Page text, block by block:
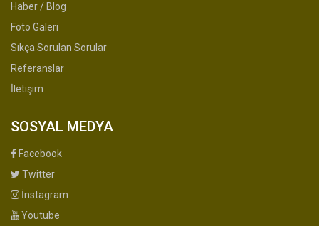
Haber / Blog
Foto Galeri
Sıkça Sorulan Sorular
Referanslar
İletişim
SOSYAL MEDYA
Facebook
Twitter
İnstagram
Youtube